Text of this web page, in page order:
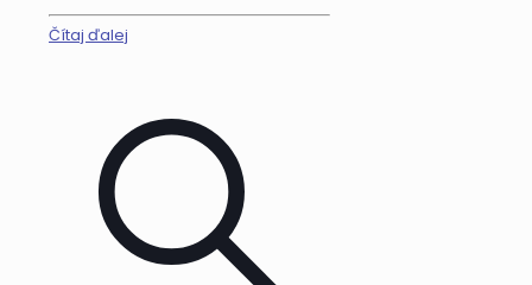
Čítaj ďalej